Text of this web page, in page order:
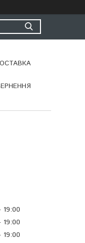
19:00
19:00
19:00